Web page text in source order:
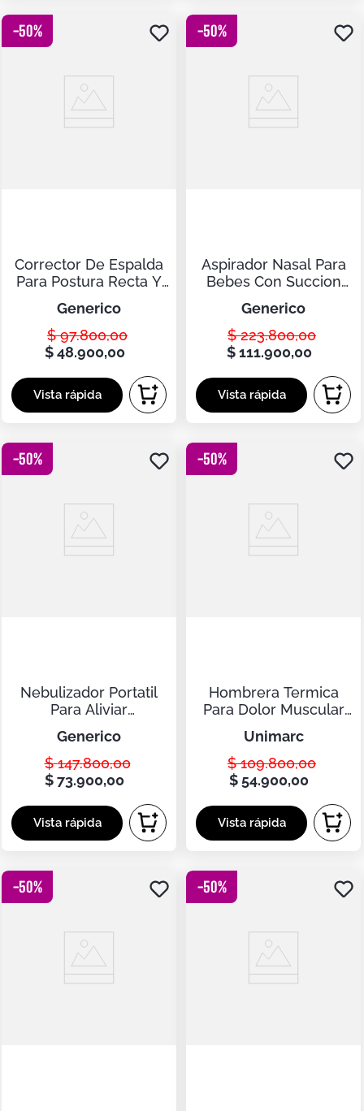
-50%
Corrector De Espalda
Para Postura Recta Y
Alivio De Dolor
generico
$ 97.800,00
$ 48.900,00
-50%
Aspirador Nasal Para
Bebes Con Succion
Suave Y Musica
generico
$ 223.800,00
$ 111.900,00
-50%
Nebulizador Portatil
Para Aliviar
Dificultades
Respiratoria
generico
$ 147.800,00
$73.900,00
-50%
Hombrera Termica
Para Dolor Muscular
Con Calor Y Carga Usb
unimarc
$ 109.800,00
$ 54.900,00
-50% -50%